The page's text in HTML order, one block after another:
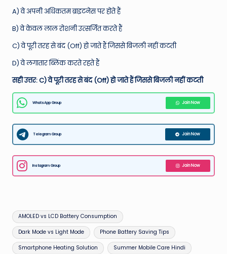
A) वे अपनी अधिकतम ब्राइटनेस पर होते हैं
B) वे केवल लाल रोशनी उत्सर्जित करते हैं
C) वे पूरी तरह से बंद (Off) हो जाते हैं जिससे बिजली नहीं कटती
D) वे लगातार ब्लिंक करते रहते हैं
सही उत्तर: C) वे पूरी तरह से बंद (Off) हो जाते हैं जिससे बिजली नहीं कटती
WhatsApp Group Join Now
Telegram Group Join Now
Instagram Group Join Now
Tags:
AMOLED vs LCD Battery Consumption
Dark Mode vs Light Mode Phone Battery Saving Tips
Smartphone Heating Solution Summer Mobile Care Hindi